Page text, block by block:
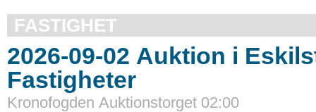
FASTIGHET
2026-09-02 Auktion i Eskilstuna -
Fastigheter
Kronofogden Auktionstorget 02:00